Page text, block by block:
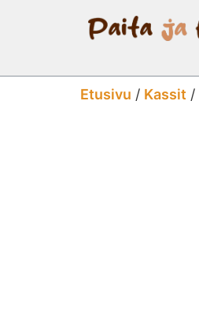
Etusivu / Kassit /